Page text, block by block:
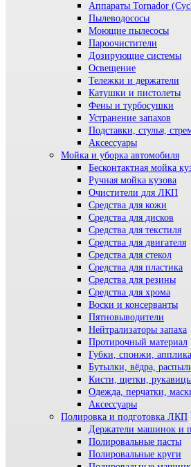
Аппараты Tornador
Пылеводососы
Моющие пылесосы
Пароочистители
Дозирующие системы
Освещение
Тележки и держатели
Катушки и пистолеты
Фены и турбосушки
Устранение запахов
Подставки, стулья,
Аксессуары
Мойка и уборка автомобиля
Бесконтактная мойка
Ручная мойка кузова
Очистители для ЛКП
Средства для кожи
Средства для дисков
Средства для текстиля
Средства для двигателя
Средства для стекол
Средства для пластика
Средства для резины
Средства для хрома
Воски и консерванты
Пятновыводители
Нейтрализаторы запаха
Протирочный материал
Губки, спонжи,
Бутылки, вёдра,
Кисти, щетки,
Одежда, перчатки,
Аксессуары
Полировка и подготовка ЛКП
Держатели машинок и
Полировальные пасты
Полировальные круги